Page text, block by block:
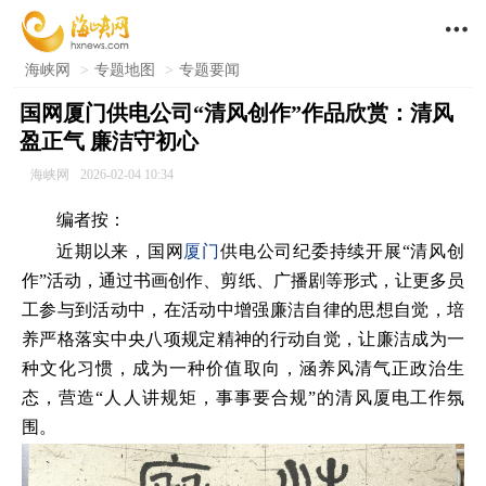

海峡网 > 专题地图 > 专题要闻
国网厦门供电公司“清风创作”作品欣赏：清风
盈正气 廉洁守初心
海峡网 2026-02-04 10:34
编者按：
近期以来，国网 厦门供电公司纪委持续开展“清风创
作”活动，通过书画创作、剪纸、广播剧等形式，让更多员
工参与到活动中，在活动中增强廉洁自律的思想自觉，培
养严格落实中央八项规定精神的行动自觉，让廉洁成为一
种文化习惯，成为一种价值取向，涵养风清气正政治生
态，营造“人人讲规矩，事事要合规”的清风厦电工作氛
围。